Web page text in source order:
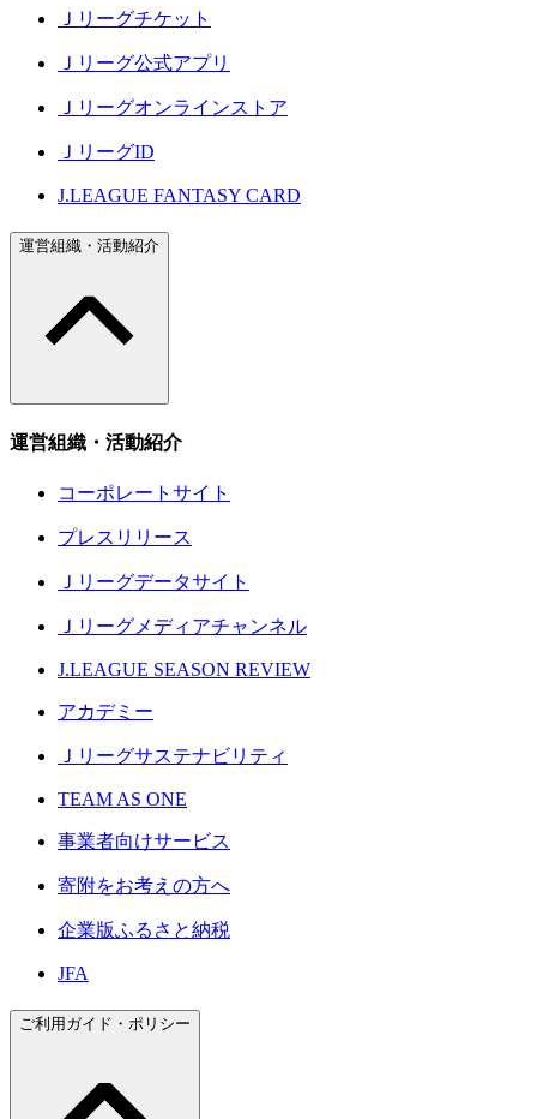
Ｊリーグチケット
Ｊリーグ公式アプリ
Ｊリーグオンラインストア
ＪリーグID
J.LEAGUE FANTASY CARD
運営組織・活動紹介
運営組織・活動紹介
コーポレートサイト
プレスリリース
Ｊリーグデータサイト
Ｊリーグメディアチャンネル
J.LEAGUE SEASON REVIEW
アカデミー
Ｊリーグサステナビリティ
TEAM AS ONE
事業者向けサービス
寄附をお考えの方へ
企業版ふるさと納税
JFA
ご利用ガイド・ポリシー